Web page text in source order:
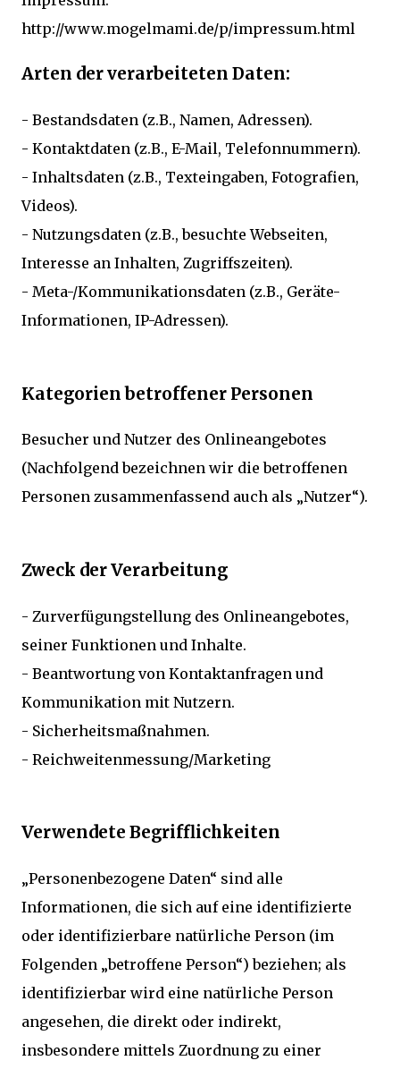
http://www.mogelmami.de/p/impressum.html
Arten der verarbeiteten Daten:
- Bestandsdaten (z.B., Namen, Adressen).
- Kontaktdaten (z.B., E-Mail, Telefonnummern).
- Inhaltsdaten (z.B., Texteingaben, Fotografien,
Videos).
- Nutzungsdaten (z.B., besuchte Webseiten,
Interesse an Inhalten, Zugriffszeiten).
- Meta-/Kommunikationsdaten (z.B., Geräte-
Informationen, IP-Adressen).
Kategorien betroffener Personen
Besucher und Nutzer des Onlineangebotes
(Nachfolgend bezeichnen wir die betroffenen
Personen zusammenfassend auch als „Nutzer“).
Zweck der Verarbeitung
- Zurverfügungstellung des Onlineangebotes,
seiner Funktionen und Inhalte.
- Beantwortung von Kontaktanfragen und
Kommunikation mit Nutzern.
- Sicherheitsmaßnahmen.
- Reichweitenmessung/Marketing
Verwendete Begrifflichkeiten
„Personenbezogene Daten“ sind alle
Informationen, die sich auf eine identifizierte
oder identifizierbare natürliche Person (im
Folgenden „betroffene Person“) beziehen; als
identifizierbar wird eine natürliche Person
angesehen, die direkt oder indirekt,
insbesondere mittels Zuordnung zu einer